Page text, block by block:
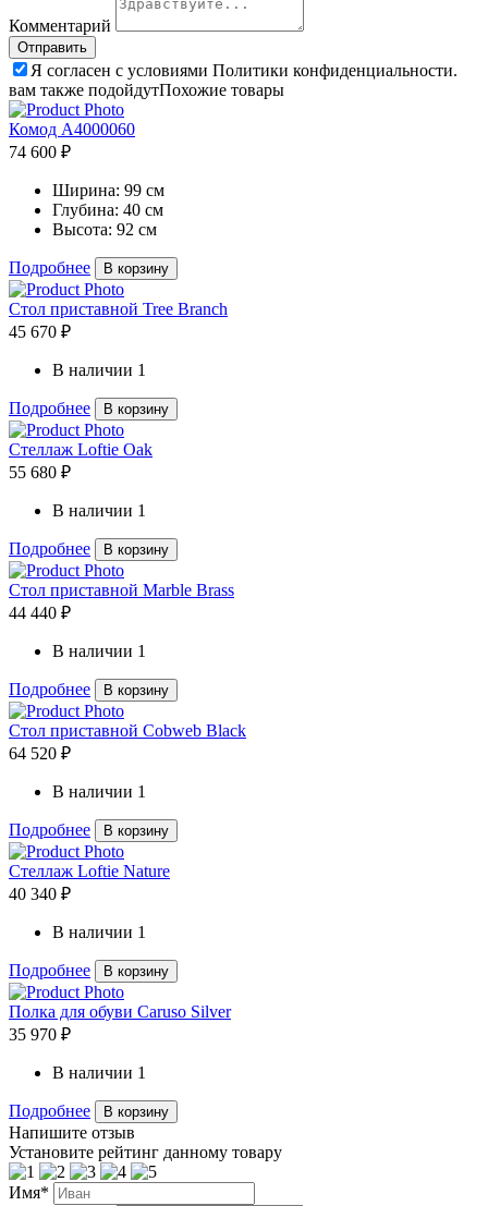
Комментарий
Я согласен с условиями Политики конфиденциальности.
вам также подойдутПохожие товары
Комод A4000060
74 600 ₽
Ширина: 99 см
Глубина: 40 см
Высота: 92 см
Подробнее В корзину
Стол приставной Tree Branch
45 670 ₽
В наличии 1
Подробнее В корзину
Стеллаж Loftie Oak
55 680 ₽
В наличии 1
Подробнее В корзину
Стол приставной Marble Brass
44 440 ₽
В наличии 1
Подробнее В корзину
Стол приставной Cobweb Black
64 520 ₽
В наличии 1
Подробнее В корзину
Стеллаж Loftie Nature
40 340 ₽
В наличии 1
Подробнее В корзину
Полка для обуви Caruso Silver
35 970 ₽
В наличии 1
Подробнее В корзину
Напишите отзыв
Установите рейтинг данному товару
Имя*